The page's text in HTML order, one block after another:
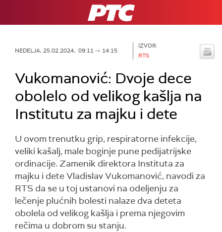
RTS
NEDELJA, 25.02.2024, 09:11 -> 14:15
IZVOR:
RTS
Vukomanović: Dvoje dece
obolelo od velikog kašlja na
Institutu za majku i dete
U ovom trenutku grip, respiratorne infekcije,
veliki kašalj, male boginje pune pedijatrijske
ordinacije. Zamenik direktora Instituta za
majku i dete Vladislav Vukomanović, navodi za
RTS da se u toj ustanovi na odeljenju za
lečenje plućnih bolesti nalaze dva deteta
obolela od velikog kašlja i prema njegovim
rečima u dobrom su stanju.